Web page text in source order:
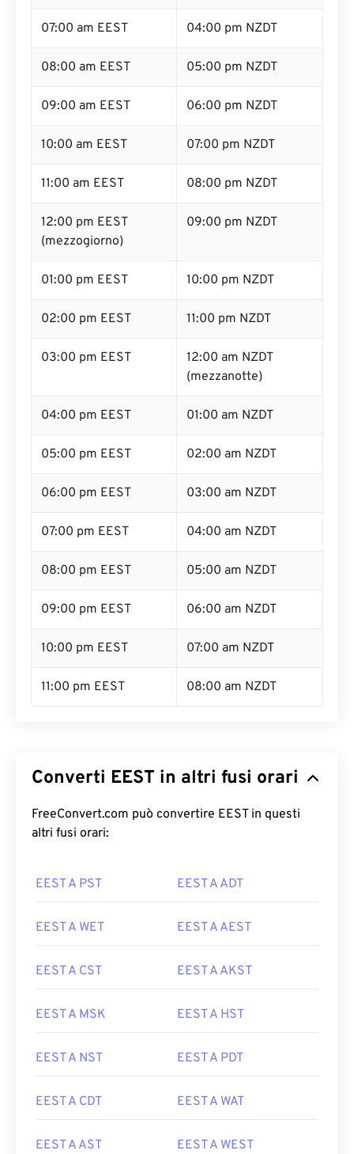
07:00 am EEST 04:00 pm NZDT
08:00 am EEST 05:00 pm NZDT
09:00 am EEST 06:00 pm NZDT
10:00 am EEST 07:00 pm NZDT
11:00 am EEST 08:00 pm NZDT
12:00 pm EEST
(mezzogiorno)
09:00 pm NZDT
01:00 pm EEST 10:00 pm NZDT
02:00 pm EEST 11:00 pm NZDT
03:00 pm EEST
12:00 am NZDT
(mezzanotte)
04:00 pm EEST 01:00 am NZDT
05:00 pm EEST 02:00 am NZDT
06:00 pm EEST 03:00 am NZDT
07:00 pm EEST 04:00 am NZDT
08:00 pm EEST 05:00 am NZDT
09:00 pm EEST 06:00 am NZDT
10:00 pm EEST 07:00 am NZDT
11:00 pm EEST 08:00 am NZDT
Converti EEST in altri fusi orari
FreeConvert.com può convertire EEST in questi
altri fusi orari:
EEST A PST EEST A ADT
EEST A WET EEST A AEST
EEST A CST EEST A AKST
EEST A MSK EEST A HST
EEST A NST EEST A PDT
EEST A CDT EEST A WAT
EEST A AST EEST A WEST